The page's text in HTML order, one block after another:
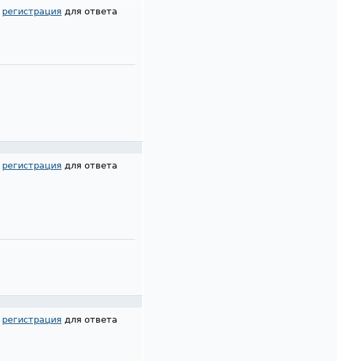
регистрация для ответа
регистрация для ответа
регистрация для ответа